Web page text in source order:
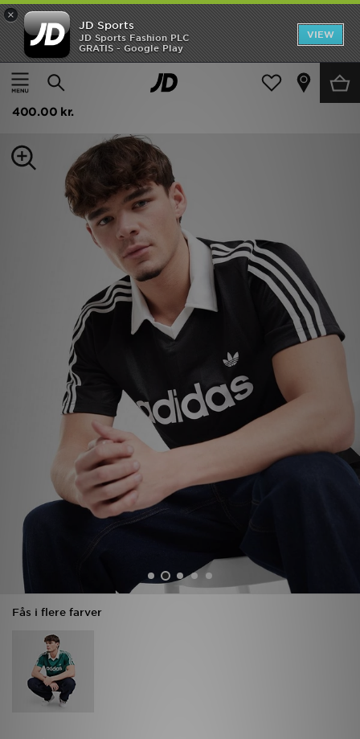
×
JD Sports
JD Sports Fashion PLC
GRATIS - Google Play
VIEW
Hjem
Herrer Herretøj Polo Shirts
adidas Originals Archive Collar Jersey
400.00 kr.
Fås i flere farver
Hjem
Udsalg
Damer
Download JD app'en
Mine beskeder
Hjælp & information
JD Blog